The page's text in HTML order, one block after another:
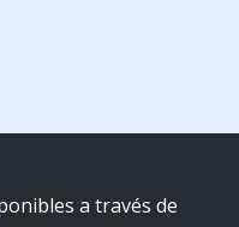
a través de